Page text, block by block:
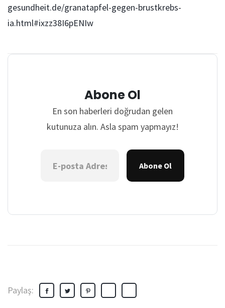
gesundheit.de/granatapfel-gegen-brustkrebs-
ia.html#ixzz38I6pENIw
Abone Ol
En son haberleri doğrudan gelen
kutunuza alın. Asla spam yapmayız!
Abone Ol
Paylaş: